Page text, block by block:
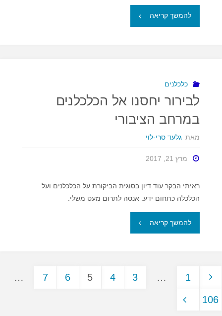
להמשך קריאה "רש"ט
אדר
א'
כ"ד
כלכלנים
לבירור יחסנו אל הכלכלנים
במרחב הציבורי
מאת גלעד סרי-לוי
מרץ 21, 2017
ראיתי הבקר עוד דיון בסוגית הביקורת על הכלכלנים ועל
הכלכלה כתחום ידע. אנסה לתרום מעט משלי.
להמשך קריאה "לבירור
ניווט
1
…
3
4
5
6
7
…
106